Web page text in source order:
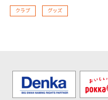
クラブ グッズ